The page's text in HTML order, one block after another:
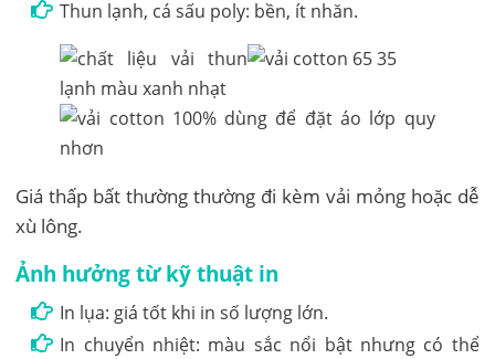
Thun lạnh, cá sấu poly: bền, ít nhăn.
Giá thấp bất thường thường đi kèm vải mỏng hoặc dễ
xù lông.
Ảnh hưởng từ kỹ thuật in
In lụa: giá tốt khi in số lượng lớn.
In chuyển nhiệt: màu sắc nổi bật nhưng có thể